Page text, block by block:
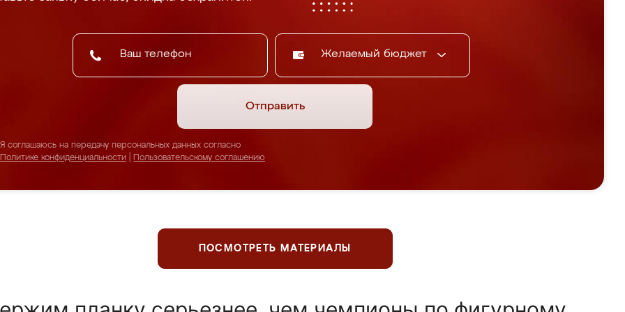
Желаемый бюджет
Отправить
Я соглашаюсь на передачу персональных данных согласно
Политике конфиденциальности
Пользовательскому соглашению
ПОСМОТРЕТЬ МАТЕРИАЛЫ